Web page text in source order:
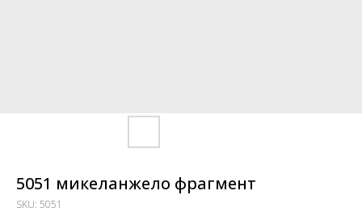
5051 микеланжело фрагмент
SKU: 5051